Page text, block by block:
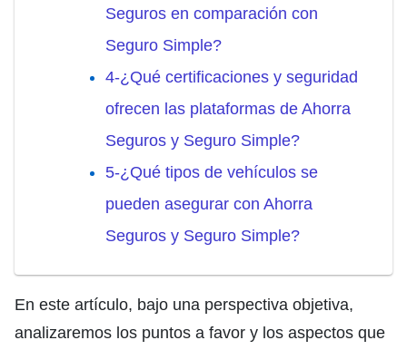
Seguros en comparación con
Seguro Simple?
4-¿Qué certificaciones y seguridad
ofrecen las plataformas de Ahorra
Seguros y Seguro Simple?
5-¿Qué tipos de vehículos se
pueden asegurar con Ahorra
Seguros y Seguro Simple?
En este artículo, bajo una perspectiva objetiva,
analizaremos los puntos a favor y los aspectos que